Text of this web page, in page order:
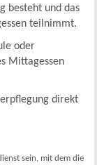
besteht und das
teilnimmt.
oder
Mittagessen
direkt
sein, mit dem die